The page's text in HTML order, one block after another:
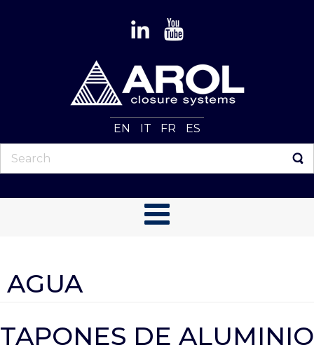
EN IT FR ES
AGUA
TAPONES DE ALUMINIO